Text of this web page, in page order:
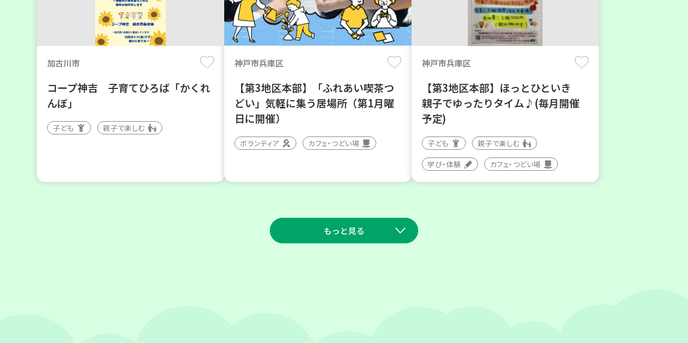
加古川市
コープ神吉 子育てひろば「かくれ
んぼ」
子ども 親子で楽しむ
神戸市兵庫区
【第3地区本部】「ふれあい喫茶つ
どい」気軽に集う居場所（第1月曜
日に開催）
ボランティア カフェ・つどい場
神戸市兵庫区
【第3地区本部】ほっとひといき
親子でゆったりタイム♪(毎月開催
予定)
子ども 親子で楽しむ
学び・体験 カフェ・つどい場
もっと見る